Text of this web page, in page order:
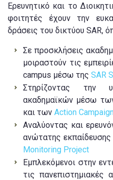
Ερευνητικό και το
φοιτητές έχουν την
δράσεις του δικτύου SAR,
Σε προσκλήσεις
μοιραστούν τις
campus μέσω της SAR
Στηρίζοντας την
ακαδημαϊκών μέσω
και των Action
Αναλύοντας και
ανώτατης
Monitoring Project
Εμπλεκόμενοι στην
τις πανεπιστημιακές